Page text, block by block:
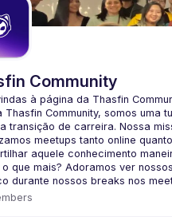
Community
à página da Thasfin
Thasfin Community, somos
transição de carreira. Nossa
meetups tanto online
aquele conhecimento
o que mais? Adoramos ver
durante nossos breaks nos